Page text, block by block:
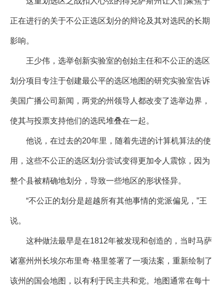
正在进行的关于不公正选区划分的辩论及其对选民的长期
影响。
王少伟，选举创新实验室的创始主任和不公正的选区
划分项目专注于创建最公平的选区地图的研究实验室告诉
美国广播公司新闻，两党的州领导人都改变了选举边界，
使其与投票支持他们的选民堆叠在一起。
他说，在过去的20年里，随着先进的计算机算法的使
用，这些不公正的选区划分尝试变得更加令人震惊，因为
整个县被精确地划分，导致一些地区的形状怪异。
“不公正的划分是超越所有其他事情的党派偏见，”王
说。
这种做法最早是在1812年被发现和创造的，当时马萨
诸塞州州长埃尔布里奇·格里签署了一项法案，重新绘制了
该州的国会地图，以有利于民主共和党。地图通常在每十